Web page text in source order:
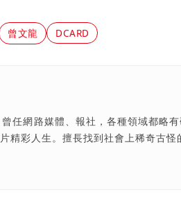
曾文龍 DCARD
任網路媒體、報社，各種領域都略
精彩人生。擅長找到社會上稀奇古怪